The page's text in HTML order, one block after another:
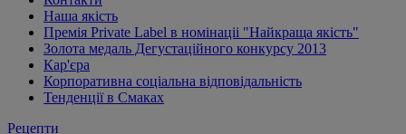
Наша якість
Премія Private Label в номінаціі "Найкраща якість"
Золота медаль Дегустаційного конкурсу 2013
Кар'єра
Корпоративна соціальна відповідальність
Тенденції в Смаках
Рецепти